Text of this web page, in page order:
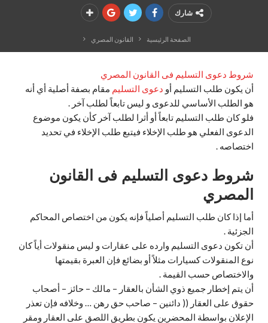
شارك
الصفحة الرئيسية القانون المصري
شروط دعوى التسليم فى القانون المصري
أن يكون طلب التسليم أو دعوى التسليم مقام بصفة أصلية أي أنه
هو الطلب الأساسي للدعوى و ليس تابعاً لطلب آخر .
فلو كان طلب التسليم تابعاً أو أثرا لطلب آخر كأن يكون موضوع
الدعوى الفعلي هو طلب الإخلاء فيتبع طلب الإخلاء في تحديد
اختصاصه .
شروط دعوى التسليم فى القانون
المصري
أما إذا كان طلب التسليم أصلياً فإنه يكون من اختصاص المحاكم
الجزئية .
أن تكون دعوى التسليم وارده على عقارات و ليس منقولات أياً كان
نوع المنقولات كسيارات مثلاً أو بضائع فإن العبرة بقيمتها
والاختصاص حسب القيمة .
أن يتم إخطار جميع ذوي الشأن بالعقار – مالك – حائز – أصحاب
حقوق على العقار (( دائنين – صاحب حق رهن … وخلافه فإن تعذر
الإعلان بواسطة المحضرين يكون بطريق اللصق على العقار ومقر